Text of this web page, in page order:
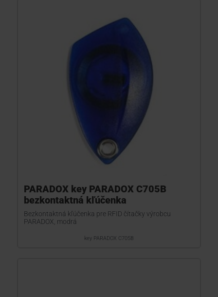
PARADOX key PARADOX C705B
bezkontaktná kľúčenka
Bezkontaktná kľúčenka pre RFID čítačky výrobcu
PARADOX, modrá
key PARADOX C705B